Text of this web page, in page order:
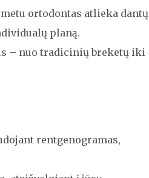
ortodontas atlieka dantų
planą.
– nuo tradicinių breketų iki
rentgenogramas,